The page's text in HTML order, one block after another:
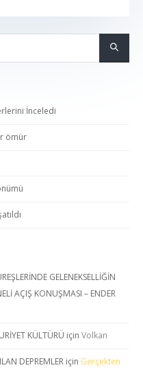
İnceledi
ömür
GELENEKSELLİĞİN
AÇIŞ KONUŞMASI – ENDER
KÜLTÜRÜ için Volkan
DEPREMLER için Gerçekten